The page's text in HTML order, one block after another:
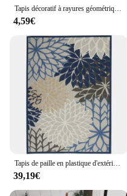
Tapis décoratif à rayures géométriques, grand tapis, entrée, porte, polymères, table basse, repose-pieds, intérieur, extérieur, couloir, non ald lea
4,59€
Tapis de paille en plastique d'extérieur, imperméable, réversible, Polymères, grande surface, décoration extérieure, montres, pique-nique, arrière-cour
39,19€